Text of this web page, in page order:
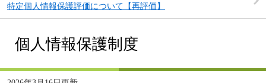
特定個人情報保護評価について【再評価】
個人情報保護制度